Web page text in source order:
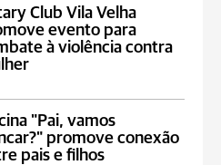
Club Vila Velha
evento para
à violência contra
"Pai, vamos
promove conexão
pais e filhos